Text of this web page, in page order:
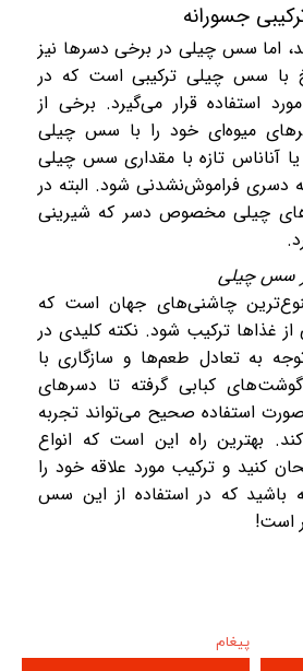
جسورانه
اما سس چیلی در برخی دسرها نیز
با سس چیلی ترکیبی است که در
استفاده قرار می‌گیرد. برخی از
میوه‌ای خود را با سس چیلی
یا آناناس تازه با مقداری سس چیلی
دسری فراموش‌نشدنی شود. البته در
چیلی مخصوص دسر که شیرینی
سس چیلی
چاشنی‌های جهان است که
غذاها ترکیب شود. نکته کلیدی در
به تعادل طعم‌ها و سازگاری با
کبابی گرفته تا دسرهای
استفاده صحیح می‌تواند تجربه
بهترین راه این است که انواع
کنید و ترکیب مورد علاقه خود را
باشید که در استفاده از این سس
است!
پیغام